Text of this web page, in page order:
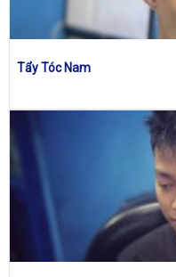
Tẩy Tóc Nam